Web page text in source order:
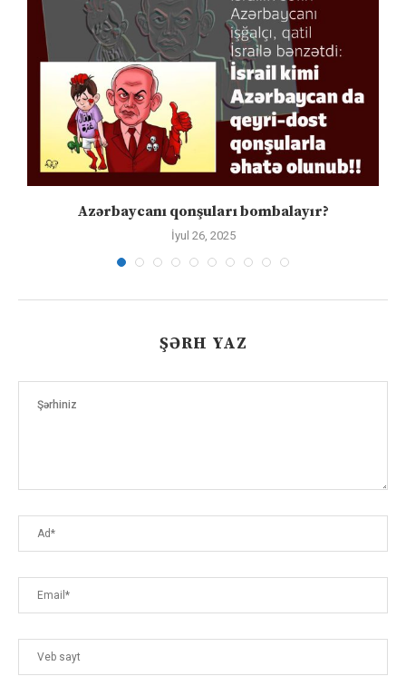
Azərbaycanı qonşuları bombalayır?
İyul 26, 2025
ŞƏRH YAZ